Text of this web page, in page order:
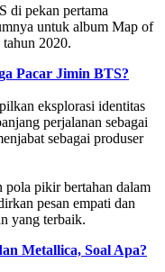
di pekan pertama
untuk album Map of
2020.
Pacar Jimin BTS?
eksplorasi identitas
perjalanan sebagai
sebagai produser
pola pikir bertahan dalam
pesan empati dan
yang terbaik.
Metallica, Soal Apa?